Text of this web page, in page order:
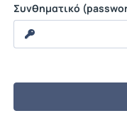
Συνθηματικό